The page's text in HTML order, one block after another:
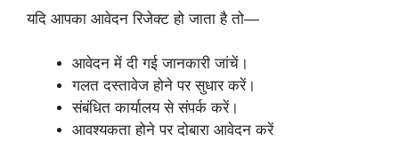
यदि आपका आवेदन रिजेक्ट हो जाता है तो—
आवेदन में दी गई जानकारी जांचें।
गलत दस्तावेज होने पर सुधार करें।
संबंधित कार्यालय से संपर्क करें।
आवश्यकता होने पर दोबारा आवेदन करें